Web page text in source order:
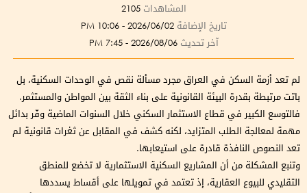
المشاهدات 2105
تاريخ الإضافة 2026/06/02 - 10:06 PM
آخر تحديث 2026/08/06 - 7:45 PM
لم تعد أزمة السكن في العراق مجرد مسألة نقص في الوحدات السكنية، بل
باتت مرتبطة بقدرة البيئة القانونية على بناء الثقة بين المواطن والمستثمر.
فالتوسع الكبير في قطاع الاستثمار السكني خلال السنوات الماضية وفّر بدائل
مهمة لمعالجة الطلب المتزايد، لكنه كشف في المقابل عن ثغرات قانونية لم
تعد النصوص النافذة قادرة على استيعابها.
وتنبع المشكلة من أن المشاريع السكنية الاستثمارية لا تخضع للمنطق
التقليدي للبيوع العقارية، إذ تعتمد في تمويلها على أقساط يسددها